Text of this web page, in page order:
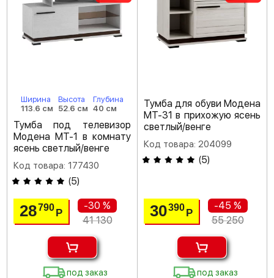
Ширина
113.6 см
Высота
52.6 см
Глубина
40 см
Тумба под телевизор
Модена МТ-1 в комнату
ясень светлый/венге
Код товара: 177430
(5)
28790Р
-30 %
41 130
под заказ
Тумба для обуви Модена
МТ-31 в прихожую ясень
светлый/венге
Код товара: 204099
(5)
30390 Р
-45 %
55 250
под заказ